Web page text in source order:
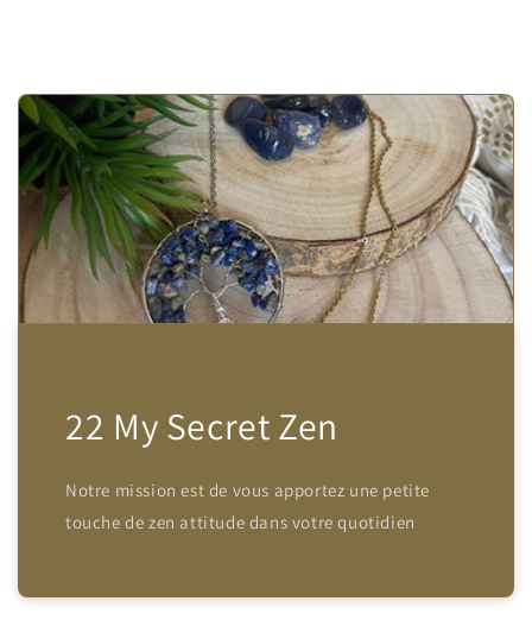
22 My Secret Zen
Notre mission est de vous apportez une petite
touche de zen attitude dans votre quotidien